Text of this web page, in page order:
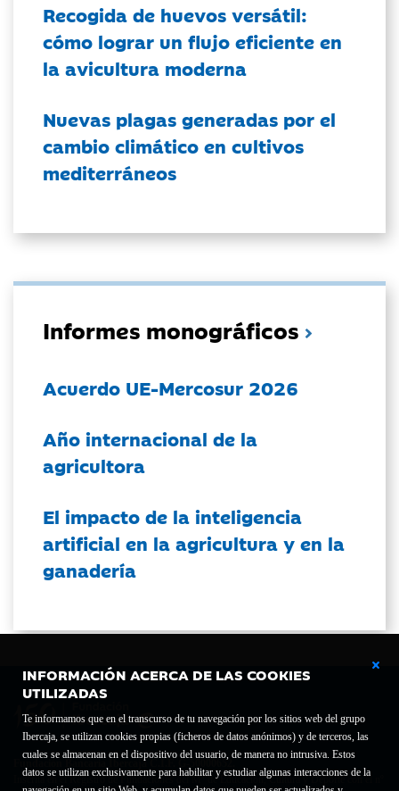
INFORMACIÓN ACERCA DE LAS COOKIES
UTILIZADAS
Te informamos que en el transcurso de tu navegación por los sitios web del grupo
Ibercaja, se utilizan cookies propias (ficheros de datos anónimos) y de terceros, las
cuales se almacenan en el dispositivo del usuario, de manera no intrusiva. Estos
datos se utilizan exclusivamente para habilitar y estudiar algunas interacciones de la
Recogida de huevos versátil:
cómo lograr un flujo eficiente en
la avicultura moderna
Nuevas plagas generadas por el
cambio climático en cultivos
mediterráneos
Informes monográficos
Acuerdo UE-Mercosur 2026
Año internacional de la
agricultora
El impacto de la inteligencia
artificial en la agricultura y en la
ganadería
Fundación Bancaria Ibercaja C.I.F. G-50000652.
Inscrita en el Registro de Fundaciones del Mº de Educación, Cultura y Deporte con el nº